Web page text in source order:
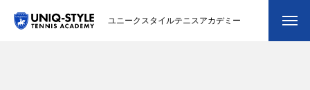
ユニークスタイルテニスアカデミー